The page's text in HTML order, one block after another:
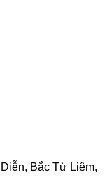
Bắc Từ Liêm,